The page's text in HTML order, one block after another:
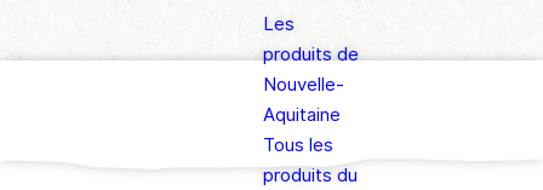
Les
produits de
Nouvelle-
Aquitaine
Tous les
produits du